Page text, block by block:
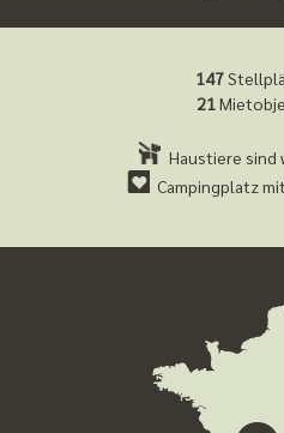
147
21
Haustiere sind
Campingplatz